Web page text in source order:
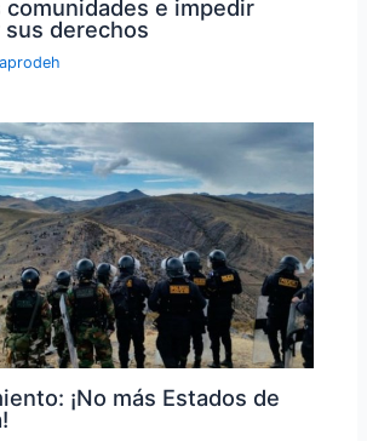
comunidades e impedir
sus derechos
¡No más Estados de